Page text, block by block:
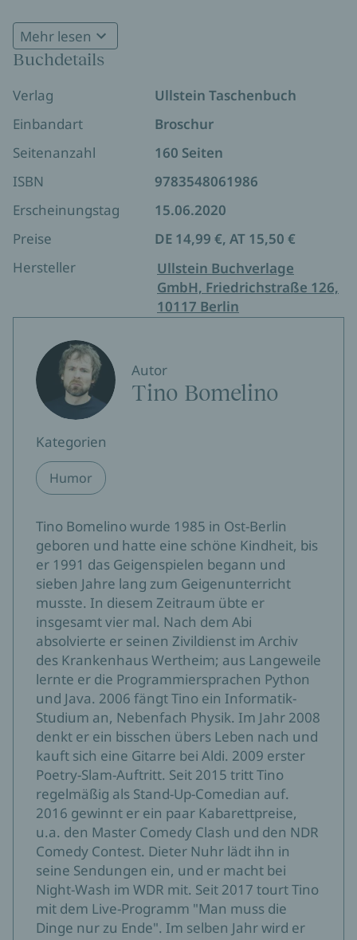
„Kawauz“) und kreative Mitmachübungen zum
kreativen Mitmachen.
Mehr lesen
Buchdetails
Verlag
Ullstein Taschenbuch
Einbandart
Broschur
Seitenanzahl
160 Seiten
ISBN
9783548061986
Erscheinungstag
15.06.2020
Preise
DE 14,99 €, AT 15,50 €
Hersteller
Ullstein Buchverlage
GmbH, Friedrichstraße 126,
10117 Berlin
Autor
Tino Bomelino
Kategorien
Humor
Tino Bomelino wurde 1985 in Ost-Berlin
geboren und hatte eine schöne Kindheit, bis
er 1991 das Geigenspielen begann und
sieben Jahre lang zum Geigenunterricht
musste. In diesem Zeitraum übte er
insgesamt vier mal. Nach dem Abi
absolvierte er seinen Zivildienst im Archiv
des Krankenhaus Wertheim; aus Langeweile
lernte er die Programmiersprachen Python
und Java. 2006 fängt Tino ein Informatik-
Studium an, Nebenfach Physik. Im Jahr 2008
denkt er ein bisschen übers Leben nach und
kauft sich eine Gitarre bei Aldi. 2009 erster
Poetry-Slam-Auftritt. Seit 2015 tritt Tino
regelmäßig als Stand-Up-Comedian auf.
2016 gewinnt er ein paar Kabarettpreise,
u.a. den Master Comedy Clash und den NDR
Comedy Contest. Dieter Nuhr lädt ihn in
seine Sendungen ein, und er macht bei
Night-Wash im WDR mit. Seit 2017 tourt Tino
mit dem Live-Programm "Man muss die
Dinge nur zu Ende". Im selben Jahr wird er